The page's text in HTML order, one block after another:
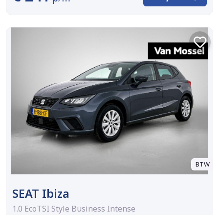
BTW
SEAT Ibiza
1.0 EcoTSI Style Business Intense